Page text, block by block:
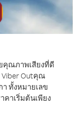
คุณภาพเสียงที่ดี
Outคุณ
ทั้งหมายเลข
าเริ่มต้นเพียง